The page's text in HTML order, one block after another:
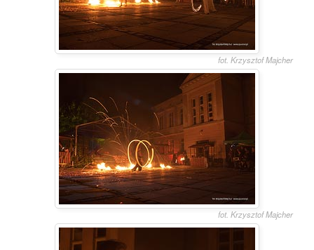
fot. Krzysztof Majcher
fot. Krzysztof Majcher